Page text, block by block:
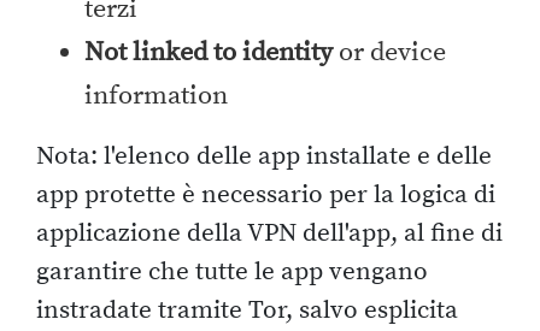
terzi
Not linked to identityor device
information
Nota: l'elenco delle app installate e delle
app protette è necessario per la logica di
applicazione della VPN dell'app, al fine di
garantire che tutte le app vengano
instradate tramite Tor, salvo esplicita